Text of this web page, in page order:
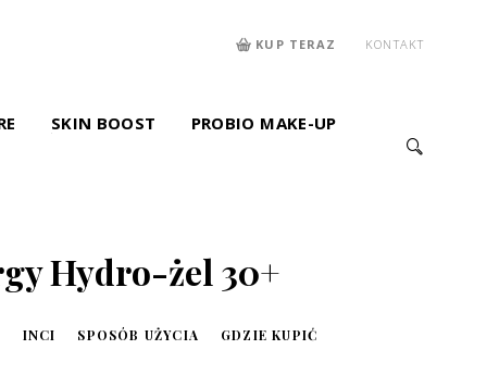
SKIN BOOST
PROBIO MAKE-UP
KUP TERAZ KONTAKT
Hydro-żel 30+
INCI SPOSÓB UŻYCIA GDZIE KUPIĆ